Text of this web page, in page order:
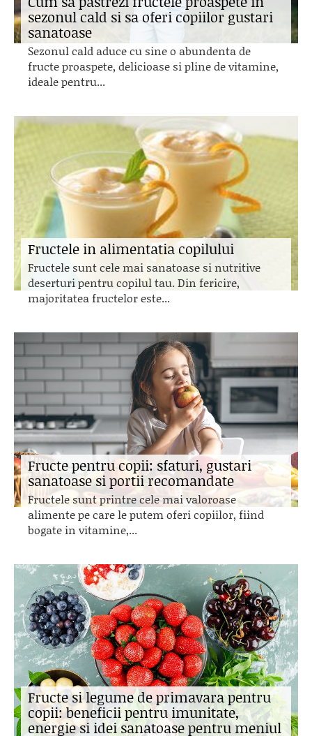
sezonul cald si sa oferi copiilor gustari
sanatoase
Sezonul cald aduce cu sine o abundenta de
fructe proaspete, delicioase si pline de vitamine,
ideale pentru...
Fructele in alimentatia copilului
Fructele sunt cele mai sanatoase si nutritive
deserturi pentru copilul tau. Din fericire,
majoritatea fructelor este...
Fructe pentru copii: sfaturi, gustari
sanatoase si portii recomandate
Fructele sunt printre cele mai valoroase
alimente pe care le putem oferi copiilor, fiind
bogate in vitamine,...
Fructe si legume de primavara pentru
copii: beneficii pentru imunitate,
energie si idei sanatoase pentru meniul